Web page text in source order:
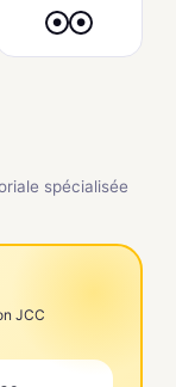
● ●
spécialisée
JCC